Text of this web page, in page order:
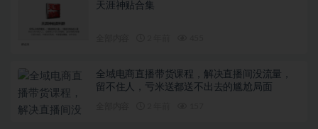
天涯神贴合集
全域电商直播带货课程，解决直播间没流量，
留不住人，亏米送都送不出去的尴尬局面